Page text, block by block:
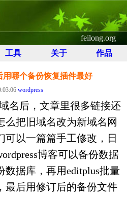
feilong.org
工具 关于 作品
用哪个备份恢复插件最好
wordpress
名后，文章里很多链接还
么把旧域名改为新域名网
可以一篇篇手工修改，日
博客可以备份数据
数据库，再用editplus批量
最后用修订后的备份文件